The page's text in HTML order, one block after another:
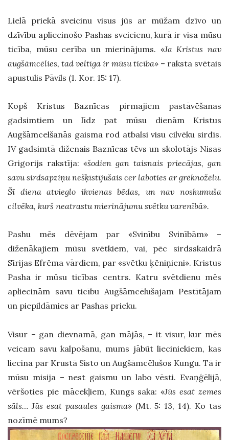
Lielā priekā sveicinu visus jūs ar mūžam dzīvo un
dzīvību apliecinošo Pashas sveicienu, kurā ir visa mūsu
ticība, mūsu cerība un mierinājums. «Ja Kristus nav
augšāmcēlies, tad veltīga ir mūsu ticība»– raksta svētais
apustulis Pāvils (1. Kor. 15: 17).
Kopš Kristus Baznīcas pirmajiem pastāvēšanas
gadsimtiem un līdz pat mūsu dienām Kristus
Augšāmcelšanās gaisma rod atbalsi visu cilvēku sirdīs.
IV gadsimtā diženais Baznīcas tēvs un skolotājs Nisas
Grigorijs rakstīja: «šodien gan taisnais priecājas, gan
savu sirdsapziņu nešķīstījušais cer laboties ar grēknožēlu.
Šī diena atvieglo ikvienas bēdas, un nav noskumuša
cilvēka, kurš neatrastu mierinājumu svētku varenībā».
Pashu mēs dēvējam par «Svinību Svinībām» –
diženākajiem mūsu svētkiem, vai, pēc sirdsskaidrā
Sīrijas Efrēma vārdiem, par «svētku ķēniņieni». Kristus
Pasha ir mūsu ticības centrs. Katru svētdienu mēs
apliecinām savu ticību Augšāmcēlušajam Pestītājam
un piepildāmies ar Pashas prieku.
Visur – gan dievnamā, gan mājās, – it visur, kur mēs
veicam savu kalpošanu, mums jābūt lieciniekiem, kas
liecina par Krustā Sisto un Augšāmcēlušos Kungu. Tā ir
mūsu misija – nest gaismu un labo vēsti. Evaņģēlijā,
vēršoties pie mācekļiem, Kungs saka: «Jūs esat zemes
sāls… Jūs esat pasaules gaisma»(Mt. 5: 13, 14). Ko tas
nozīmē mums?